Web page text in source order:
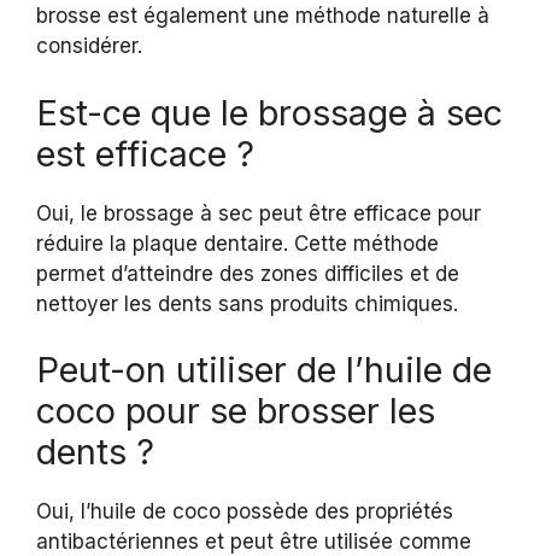
brosse est également une méthode naturelle à
considérer.
Est-ce que le brossage à sec
est efficace ?
Oui, le brossage à sec peut être efficace pour
réduire la plaque dentaire. Cette méthode
permet d’atteindre des zones difficiles et de
nettoyer les dents sans produits chimiques.
Peut-on utiliser de l’huile de
coco pour se brosser les
dents ?
Oui, l’huile de coco possède des propriétés
antibactériennes et peut être utilisée comme